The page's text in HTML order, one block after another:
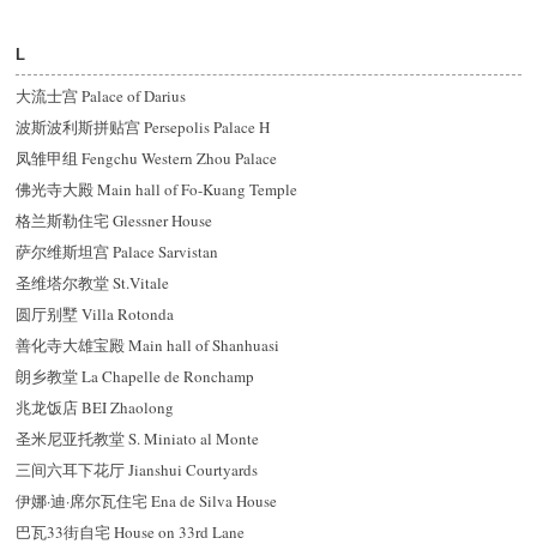
L
大流士宫 Palace of Darius
波斯波利斯拼贴宫 Persepolis Palace H
凤雏甲组 Fengchu Western Zhou Palace
佛光寺大殿 Main hall of Fo-Kuang Temple
格兰斯勒住宅 Glessner House
萨尔维斯坦宫 Palace Sarvistan
圣维塔尔教堂 St.Vitale
圆厅别墅 Villa Rotonda
善化寺大雄宝殿 Main hall of Shanhuasi
朗乡教堂 La Chapelle de Ronchamp
兆龙饭店 BEI Zhaolong
圣米尼亚托教堂 S. Miniato al Monte
三间六耳下花厅 Jianshui Courtyards
伊娜·迪·席尔瓦住宅 Ena de Silva House
巴瓦33街自宅 House on 33rd Lane